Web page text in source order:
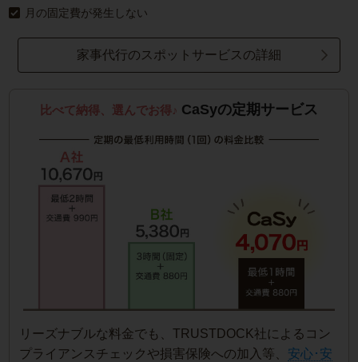
月の固定費が発生しない
家事代行のスポットサービスの詳細
比べて納得、選んでお得♪ CaSyの定期サービス
リーズナブルな料金でも、TRUSTDOCK社によるコン
プライアンスチェックや損害保険への加入等、 安心･安